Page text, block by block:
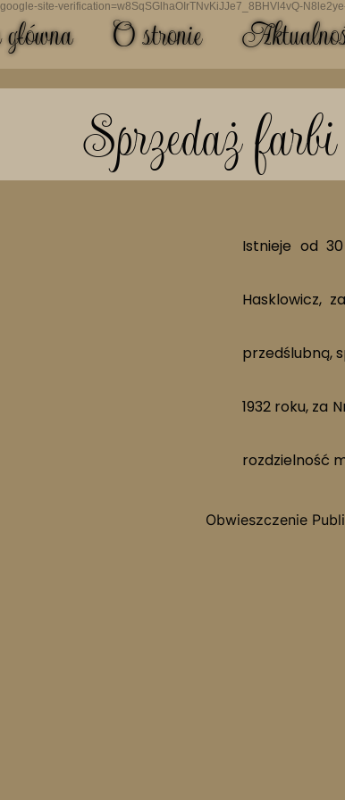
google-site-verification=w8SqSGlhaOIrTNvKiJJe7_8BHVl4vQ-
Obwieszczenie
Istnieje od
Hasklowicz,
przedślubną,
1932 roku, za
rozdzielność
Sprzedaż
O stronie